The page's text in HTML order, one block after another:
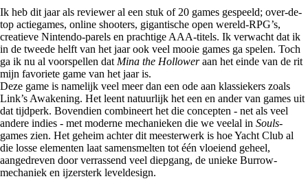
Ik heb dit jaar als reviewer al een stuk of 20 games gespeeld; over-de-
top actiegames, online shooters, gigantische open wereld-RPG’s,
creatieve Nintendo-parels en prachtige AAA-titels. Ik verwacht dat ik
in de tweede helft van het jaar ook veel mooie games ga spelen. Toch
ga ik nu al voorspellen dat Mina the Holloweraan het einde van de rit
mijn favoriete game van het jaar is.
Deze game is namelijk veel meer dan een ode aan klassiekers zoals
Link’s Awakening. Het leent natuurlijk het een en ander van games uit
dat tijdperk. Bovendien combineert het die concepten - net als veel
andere indies - met moderne mechanieken die we veelal in Souls-
games zien. Het geheim achter dit meesterwerk is hoe Yacht Club al
die losse elementen laat samensmelten tot één vloeiend geheel,
aangedreven door verrassend veel diepgang, de unieke Burrow-
mechaniek en ijzersterk leveldesign.